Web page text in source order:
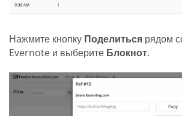
Нажмите кнопку Поделиться рядом
Evernote и выберите Блокнот.